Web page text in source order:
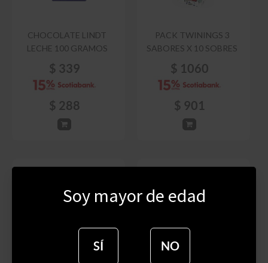
CHOCOLATE LINDT
LECHE 100 GRAMOS
$ 339
$ 288
PACK TWININGS 3
SABORES X 10 SOBRES
$ 1060
$ 901
Soy mayor de edad
SÍ NO